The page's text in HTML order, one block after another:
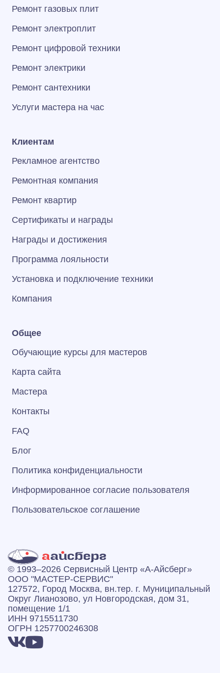
Ремонт газовых плит
Ремонт электроплит
Ремонт цифровой техники
Ремонт электрики
Ремонт сантехники
Услуги мастера на час
Клиентам
Рекламное агентство
Ремонтная компания
Ремонт квартир
Сертификаты и награды
Награды и достижения
Программа лояльности
Установка и подключение техники
Компания
Общее
Обучающие курсы для мастеров
Карта сайта
Мастера
Контакты
FAQ
Блог
Политика конфиденциальности
Информированное согласие пользователя
Пользовательское соглашение
© 1993–2026 Сервисный Центр «А‑Айсберг»
ООО "МАСТЕР-СЕРВИС"
127572, Город Москва, вн.тер. г. Муниципальный
Округ Лианозово, ул Новгородская, дом 31,
помещение 1/1
ИНН 9715511730
ОГРН 1257700246308